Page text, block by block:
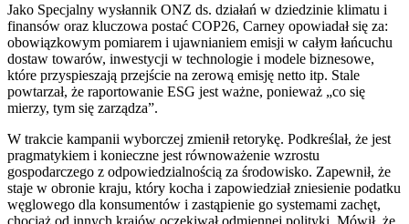
Jako Specjalny wysłannik ONZ ds. działań w dziedzinie klimatu i
finansów oraz kluczowa postać COP26, Carney opowiadał się za:
obowiązkowym pomiarem i ujawnianiem emisji w całym łańcuchu
dostaw towarów, inwestycji w technologie i modele biznesowe,
które przyspieszają przejście na zerową emisję netto itp. Stale
powtarzał, że raportowanie ESG jest ważne, ponieważ „co się
mierzy, tym się zarządza”.
W trakcie kampanii wyborczej zmienił retorykę. Podkreślał, że jest
pragmatykiem i konieczne jest równoważenie wzrostu
gospodarczego z odpowiedzialnością za środowisko. Zapewnił, że
staje w obronie kraju, który kocha i zapowiedział zniesienie podatku
węglowego dla konsumentów i zastąpienie go systemami zachęt,
chociaż od innych krajów oczekiwał odmiennej polityki. Mówił, że